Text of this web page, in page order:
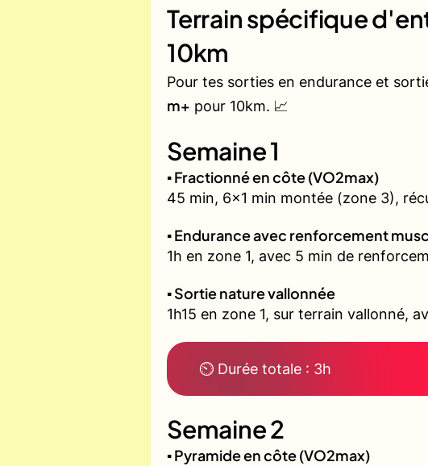
Terrain spécifique
10km
Pour tes sorties en endurance et
m+ pour 10km. 📈
Semaine 1
▪️ Fractionné en côte (VO2max)
45 min, 6x1 min montée (zone 3),
▪️ Endurance avec renforcement
1h en zone 1, avec 5 min de
▪️ Sortie nature vallonnée
1h15 en zone 1, sur terrain vallonné,
⏲ Durée totale : 3h
Semaine 2
▪️ Pyramide en côte (VO2max)